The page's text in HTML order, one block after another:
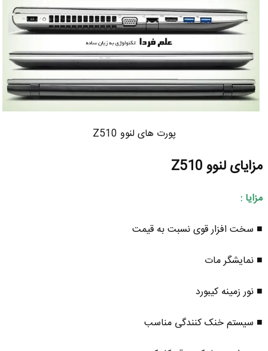
پورت های لنوو Z510
مزایای لنوو Z510
مزایا :
■ سخت افزار قوی نسبت به قیمت
■ نمایشگر مات
■ نور زمینه کیبورد
■ سیستم خنک کنندگی مناسب